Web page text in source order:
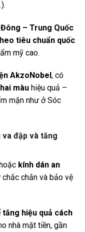
– Trung Quốc
tiêu chuẩn quốc
mỹ cao.
AkzoNobel , có
màuhiệu quả –
mặn như ở Sóc
va đập và tăng
kính dán an
chắn và bảo vệ
tăng hiệu quả cách
nhà mặt tiền, gần